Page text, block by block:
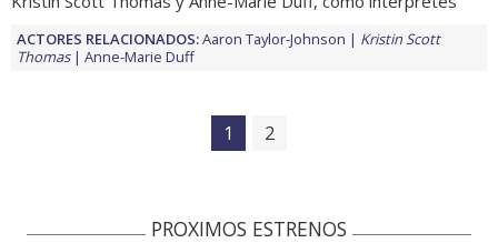
ACTORES RELACIONADOS:Aaron Taylor-Johnson
Kristin Scott
Thomas
Anne-Marie Duff
1 2
PROXIMOS ESTRENOS